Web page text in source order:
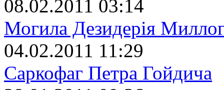
08.02.2011 03:14
Могила Дезидерія
04.02.2011 11:29
Саркофаг Петра Гойдича